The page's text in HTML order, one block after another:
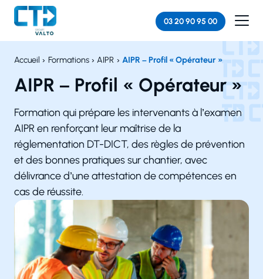
03 20 90 95 00
Accueil Formations AIPR AIPR – Profil « Opérateur »
AIPR – Profil « Opérateur »
Formation qui prépare les intervenants à l’examen
AIPR en renforçant leur maîtrise de la
réglementation DT-DICT, des règles de prévention
et des bonnes pratiques sur chantier, avec
délivrance d’une attestation de compétences en
cas de réussite.
Panneau de gestion des cookies